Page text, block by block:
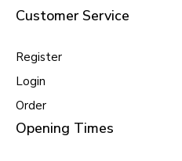
Customer Service
Register
Login
Order
Opening Times